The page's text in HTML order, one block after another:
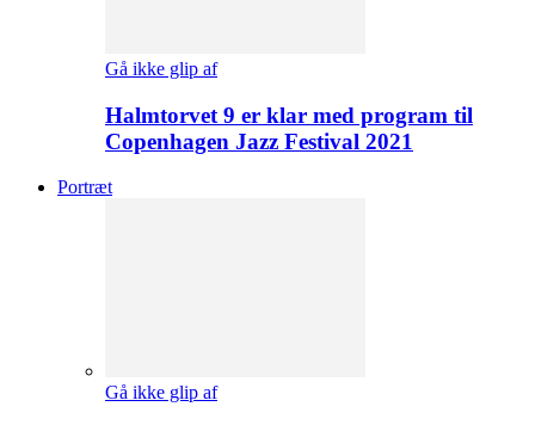
Gå ikke glip af
Halmtorvet 9 er klar med program til
Copenhagen Jazz Festival 2021
Portræt
Gå ikke glip af